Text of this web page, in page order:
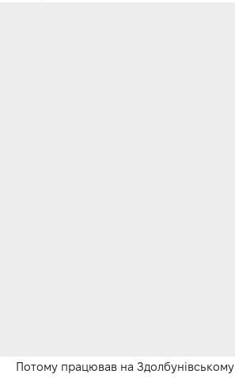
Потому працював на Здолбунівському